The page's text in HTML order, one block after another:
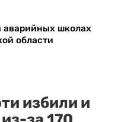
аварийных школах
области
избили и